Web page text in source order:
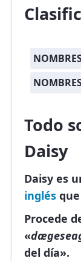
Todo
Daisy
Daisy es
inglés
Procede
«
del día».